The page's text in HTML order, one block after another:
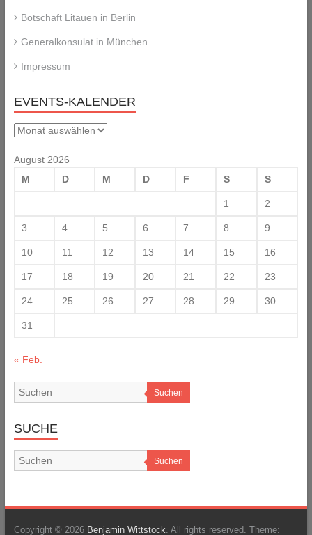
Botschaft Litauen in Berlin
Generalkonsulat in München
Impressum
EVENTS-KALENDER
Events-
August 2026
M
D M D F S S
1 2
3 4 5 6 7 8 9
10 11 12 13 14 15 16
17 18 19 20 21 22 23
24 25 26 27 28 29 30
31
« Feb.
Suchen
SUCHE
Suchen
Copyright © 2026 Benjamin Wittstock . All rights reserved. Theme: